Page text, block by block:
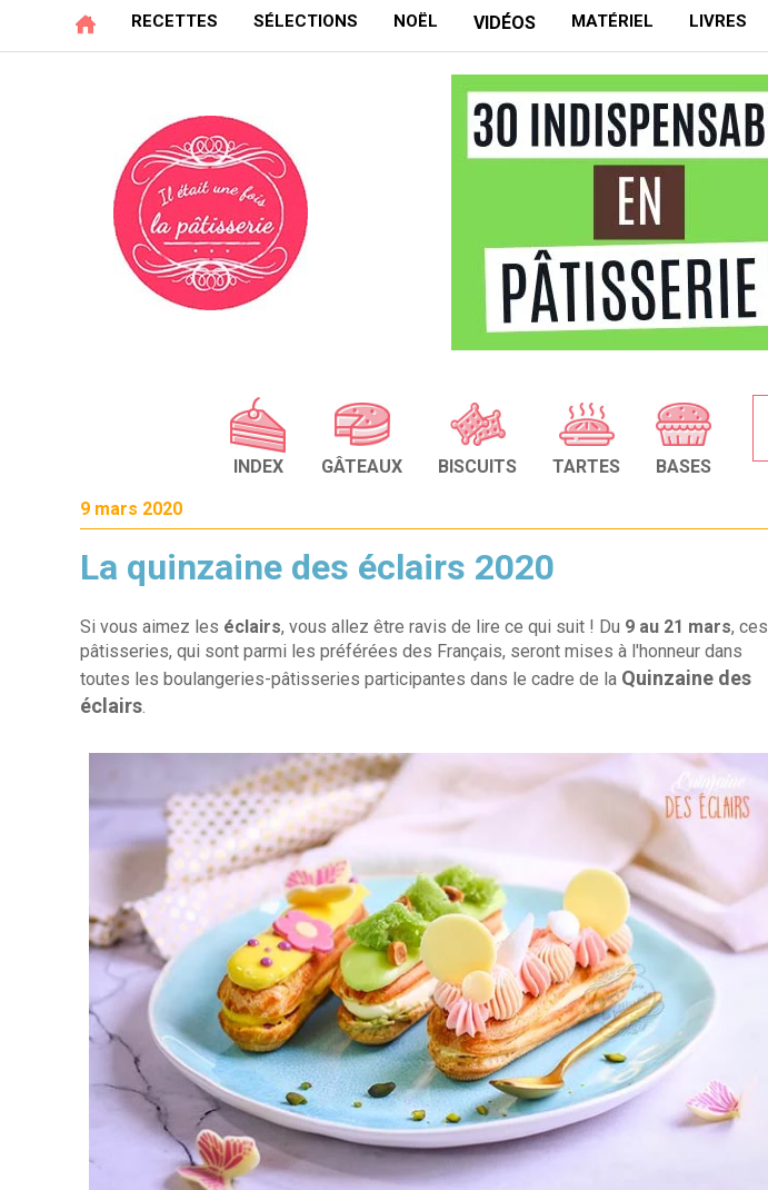
RECETTES SÉLECTIONS NOËL VIDÉOS MATÉRIEL LIVRES
INDEX GÂTEAUX BISCUITS TARTES BASES
9 mars 2020
La quinzaine des éclairs 2020
Si vous aimez les éclairs, vous allez être ravis de lire ce qui suit ! Du 9 au 21 mars, ces
pâtisseries, qui sont parmi les préférées des Français, seront mises à l'honneur dans
toutes les boulangeries-pâtisseries participantes dans le cadre de la Quinzaine des
éclairs.